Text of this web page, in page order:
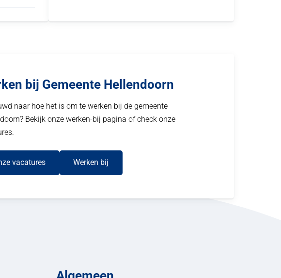
bij Gemeente Hellendoorn
naar hoe het is om te werken bij de gemeente
Bekijk onze werken-bij pagina of check onze
vacatures Werken bij